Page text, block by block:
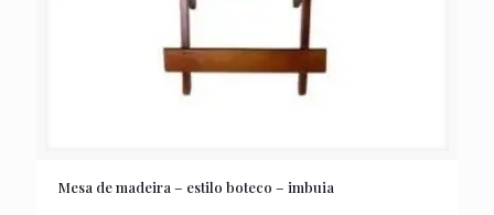
Mesa de madeira – estilo boteco – imbuia